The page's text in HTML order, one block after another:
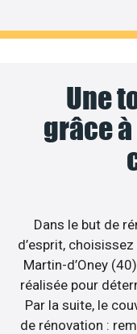
Une
grâce à
Dans le but de
d’esprit,
Martin-d’Oney
réalisée pour
Par la suite, le
de rénovation :